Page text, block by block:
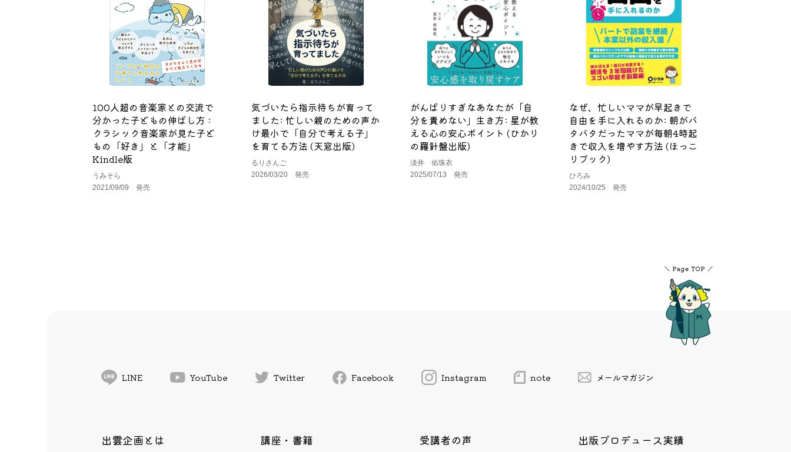
100人超の音楽家との交流で
分かった子どもの伸ばし方 :
クラシック音楽家が見た子ど
もの「好き」と「才能」
Kindle版
うみそら
2021/09/09 発売
気づいたら指示待ちが育って
ました: 忙しい親のための声か
け最小で「自分で考える子」
を育てる方法 (天窓出版)
るりさんご
2026/03/20 発売
がんばりすぎなあなたが「自
分を責めない」生き方: 星が教
える心の安心ポイント (ひかり
の羅針盤出版)
淡井 佑珠衣
2025/07/13 発売
なぜ、忙しいママが早起きで
自由を手に入れるのか: 朝がバ
タバタだったママが毎朝4時起
きで収入を増やす方法 (ほっこ
りブック)
ひろみ
2024/10/25 発売
LINE YouTube Twitter Facebook Instagram note メールマガジン
出雲企画とは 講座・書籍 受講者の声 出版プロデュース実績